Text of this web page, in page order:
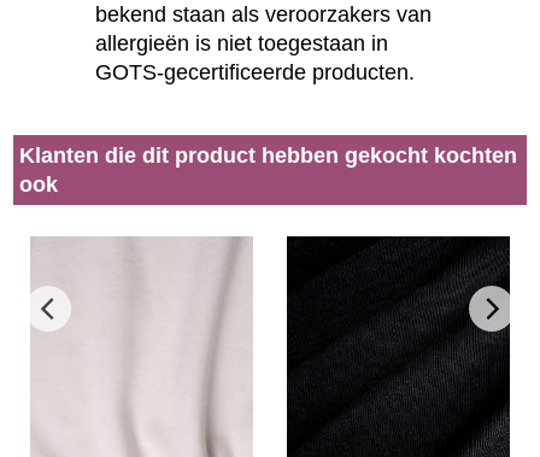
bekend staan als veroorzakers van
allergieën is niet toegestaan in
GOTS-gecertificeerde producten.
Klanten die dit product hebben gekocht kochten
ook